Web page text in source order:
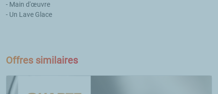
- Main d'œuvre
- Un Lave Glace
Offres similaires